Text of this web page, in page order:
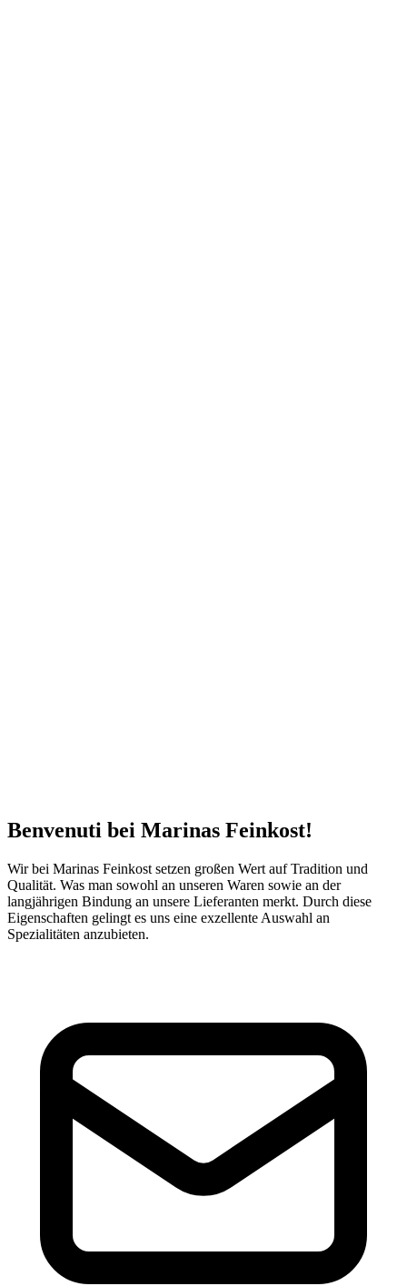
Benvenuti bei Marinas Feinkost!
Wir bei Marinas Feinkost setzen großen Wert auf Tradition und
Qualität. Was man sowohl an unseren Waren sowie an der
langjährigen Bindung an unsere Lieferanten merkt. Durch diese
Eigenschaften gelingt es uns eine exzellente Auswahl an
Spezialitäten anzubieten.